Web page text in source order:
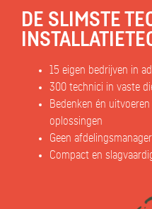
DE SLIMSTE
15 eigen bedrijven in
300 technici in vaste
Bedenken én
oplossingen
Geen
Compact en